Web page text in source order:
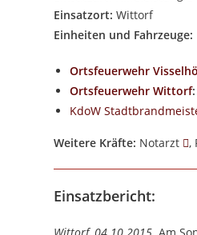
Einsatzort: Wittorf
Einheiten und Fahrzeuge:
Ortsfeuerwehr
Ortsfeuerwehr Wittorf:
KdoW
Weitere Kräfte: Notarzt ,
Einsatzbericht: